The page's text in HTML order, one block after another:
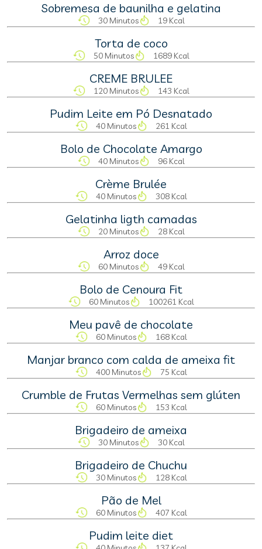
Sobremesa de baunilha e gelatina
30 Minutos 19 Kcal
Torta de coco
50 Minutos 1689 Kcal
CREME BRULEE
120 Minutos 143 Kcal
Pudim Leite em Pó Desnatado
40 Minutos 261 Kcal
Bolo de Chocolate Amargo
40 Minutos 96 Kcal
Crème Brulée
40 Minutos 308 Kcal
Gelatinha ligth camadas
20 Minutos 28 Kcal
Arroz doce
60 Minutos 49 Kcal
Bolo de Cenoura Fit
60 Minutos 100261 Kcal
Meu pavê de chocolate
60 Minutos 168 Kcal
Manjar branco com calda de ameixa fit
400 Minutos 75 Kcal
Crumble de Frutas Vermelhas sem glúten
60 Minutos 153 Kcal
Brigadeiro de ameixa
30 Minutos 30 Kcal
Brigadeiro de Chuchu
30 Minutos 128 Kcal
Pão de Mel
60 Minutos 407 Kcal
Pudim leite diet